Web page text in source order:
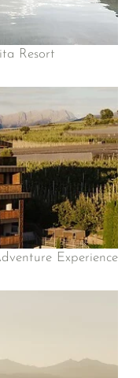
Resort
Experience